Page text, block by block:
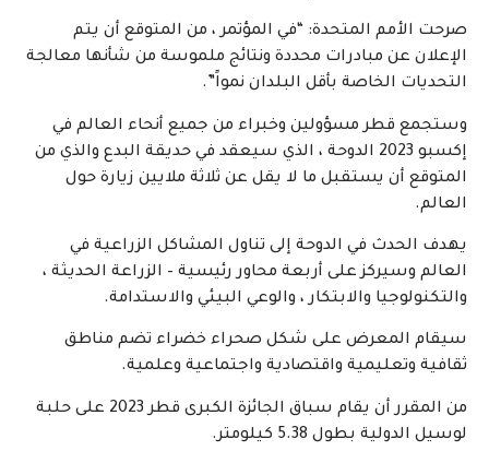
صرحت الأمم المتحدة: “في المؤتمر ، من المتوقع أن يتم
الإعلان عن مبادرات محددة ونتائج ملموسة من شأنها معالجة
التحديات الخاصة بأقل البلدان نمواً”.
وستجمع قطر مسؤولين وخبراء من جميع أنحاء العالم في
إكسبو 2023 الدوحة ، الذي سيعقد في حديقة البدع والذي من
المتوقع أن يستقبل ما لا يقل عن ثلاثة ملايين زيارة حول
العالم.
يهدف الحدث في الدوحة إلى تناول المشاكل الزراعية في
العالم وسيركز على أربعة محاور رئيسية – الزراعة الحديثة ،
والتكنولوجيا والابتكار ، والوعي البيئي والاستدامة.
سيقام المعرض على شكل صحراء خضراء تضم مناطق
ثقافية وتعليمية واقتصادية واجتماعية وعلمية.
من المقرر أن يقام سباق الجائزة الكبرى قطر 2023 على حلبة
لوسيل الدولية بطول 5.38 كيلومتر.